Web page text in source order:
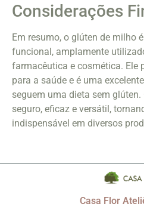
Considerações
Em resumo, o glúten de milho
funcional, amplamente
farmacêutica e cosmética. Ele
para a saúde e é uma
seguem uma dieta sem
seguro, eficaz e versátil,
indispensável em diversos
Casa Flor